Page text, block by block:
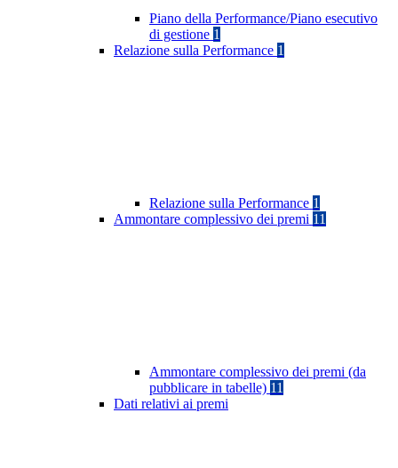
Piano della Performance/Piano esecutivo
di gestione 1
Relazione sulla Performance 1
Relazione sulla Performance 1
Ammontare complessivo dei premi 11
Ammontare complessivo dei premi (da
pubblicare in tabelle) 11
Dati relativi ai premi